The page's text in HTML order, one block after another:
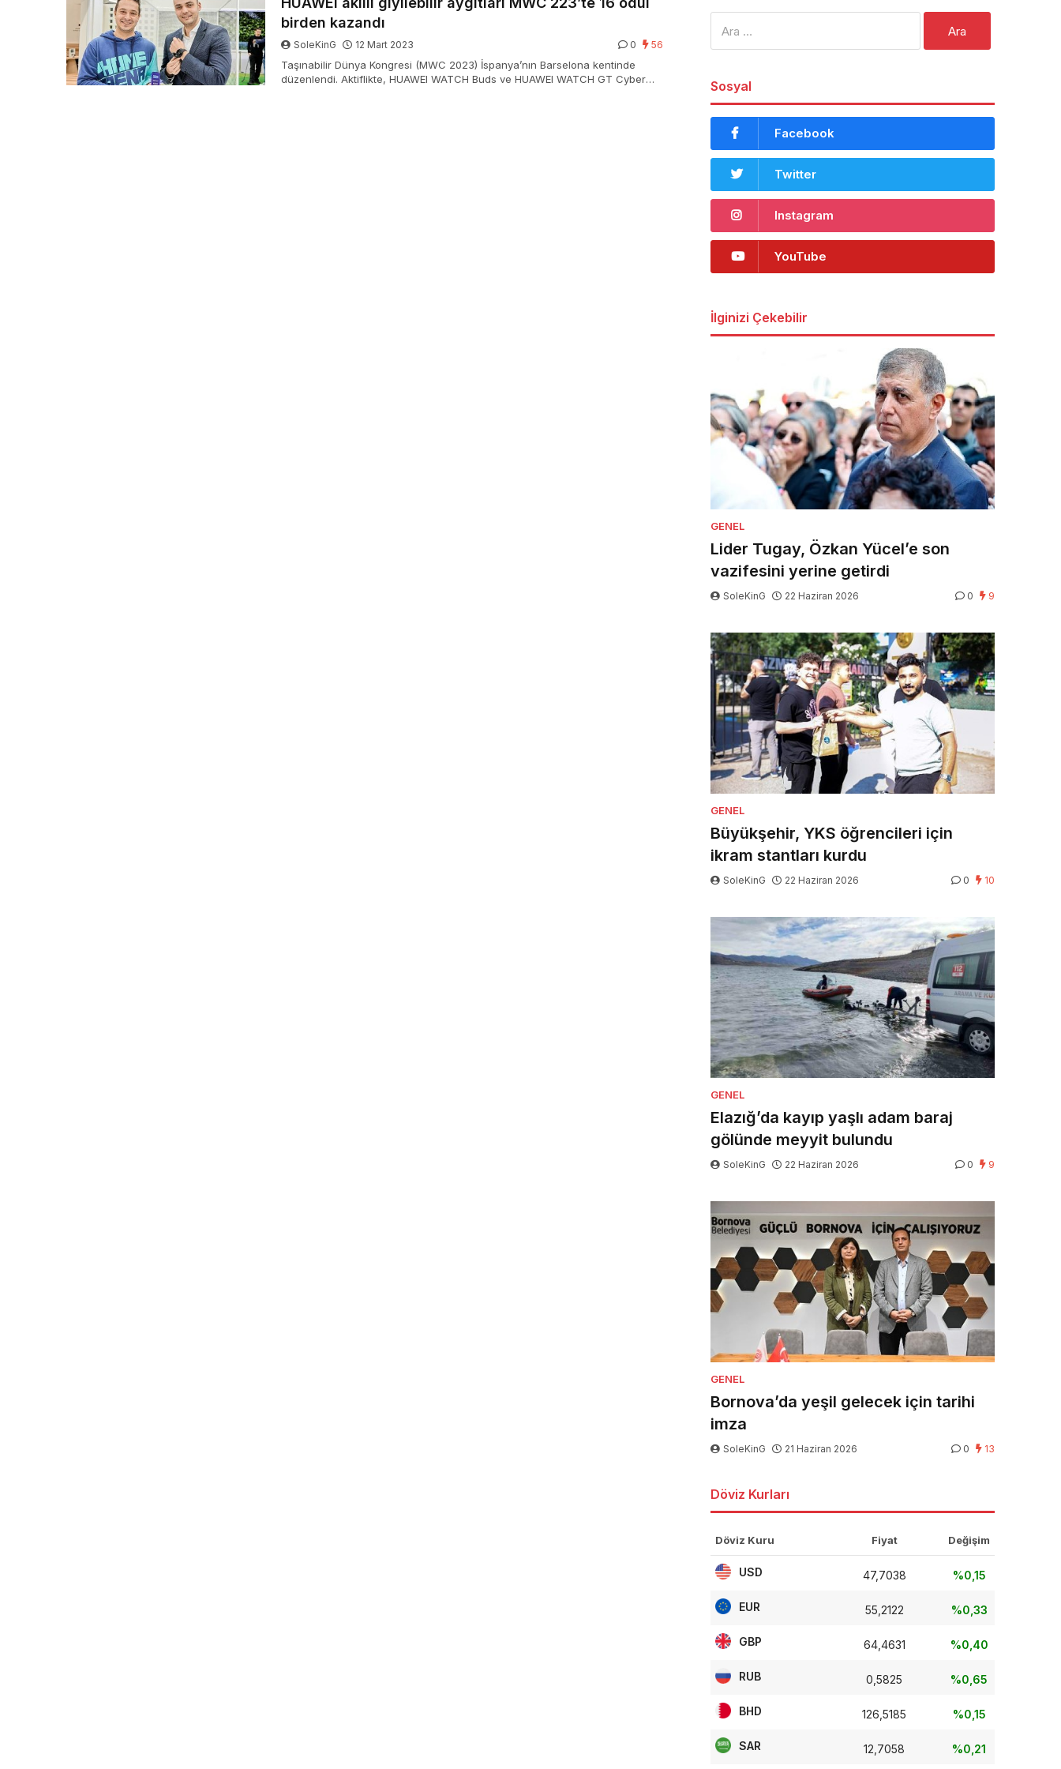
birden kazandı
SoleKinG 12 Mart 2023 0 56
Taşınabilir Dünya Kongresi (MWC 2023) İspanya’nın Barselona kentinde
düzenlendi. Aktiflikte, HUAWEI WATCH Buds ve HUAWEI WATCH GT Cyber
Sosyal
Facebook
Twitter
Instagram
YouTube
İlginizi Çekebilir
GENEL
Lider Tugay, Özkan Yücel’e son
vazifesini yerine getirdi
SoleKinG 22 Haziran 2026 0 9
GENEL
Büyükşehir, YKS öğrencileri için
ikram stantları kurdu
SoleKinG 22 Haziran 2026 0 10
GENEL
Elazığ’da kayıp yaşlı adam baraj
gölünde meyyit bulundu
SoleKinG 22 Haziran 2026 0 9
GENEL
Bornova’da yeşil gelecek için tarihi
imza
SoleKinG 21 Haziran 2026 0 13
Döviz Kurları
Döviz Kuru Fiyat Değişim
USD 47,7038 %0,15
EUR 55,2122 %0,33
GBP 64,4631 %0,40
RUB 0,5825 %0,65
BHD 126,5185 %0,15
SAR 12,7058 %0,21